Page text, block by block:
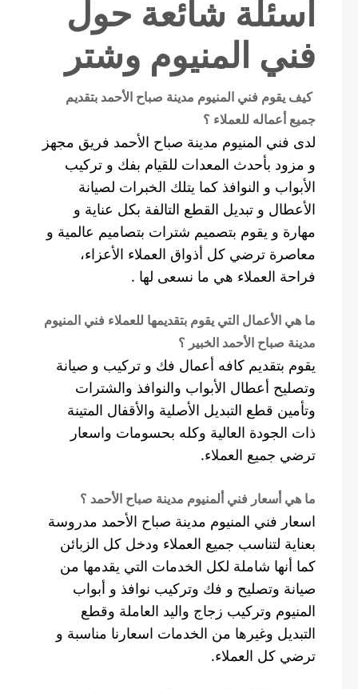
أسئلة شائعة حول
فني المنيوم وشتر
كيف يقوم فني المنيوم مدينة صباح الأحمد بتقديم
جميع أعماله للعملاء ؟
لدى فني المنيوم مدينة صباح الأحمد فريق مجهز
و مزود بأحدث المعدات للقيام بفك و تركيب
الأبواب و النوافذ كما يتلك الخبرات لصيانة
الأعطال و تبديل القطع التالفة بكل عناية و
مهارة و يقوم بتصميم شترات بتصاميم عالمية و
معاصرة ترضي كل أذواق العملاء الأعزاء،
فراحة العملاء هي ما نسعى لها .
ما هي الأعمال التي يقوم بتقديمها للعملاء فني المنيوم
مدينة صباح الأحمد الخبير ؟
يقوم بتقديم كافه أعمال فك و تركيب و صيانة
وتصليح أعطال الأبواب والنوافذ والشترات
وتأمين قطع التبديل الأصلية والأقفال المتينة
ذات الجودة العالية وكله بحسومات واسعار
ترضي جميع العملاء.
ما هي أسعار فني ألمنيوم مدينة صباح الأحمد ؟
اسعار فني المنيوم مدينة صباح الأحمد مدروسة
بعناية لتناسب جميع العملاء ودخل كل الزبائن
كما أنها شاملة لكل الخدمات التي يقدمها من
صيانة وتصليح و فك وتركيب نوافذ و أبواب
المنيوم وتركيب زجاج واليد العاملة وقطع
التبديل وغيرها من الخدمات اسعارنا مناسبة و
ترضي كل العملاء.